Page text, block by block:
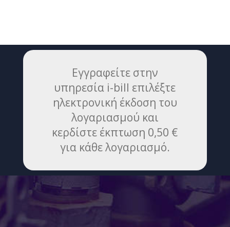
Εγγραφείτε στην
υπηρεσία i-bill επιλέξτε
ηλεκτρονική έκδοση του
λογαριασμού και
κερδίστε έκπτωση 0,50 €
για κάθε λογαριασμό.